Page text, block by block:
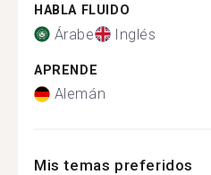
HABLA FLUIDO
Árabe Inglés
APRENDE
Alemán
Mis temas preferidos